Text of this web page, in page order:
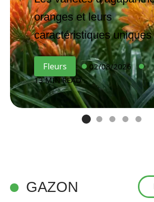
oranges et leurs
caractéristiques uniques
Fleurs
02/08/2026
13 MIN READ
GAZON